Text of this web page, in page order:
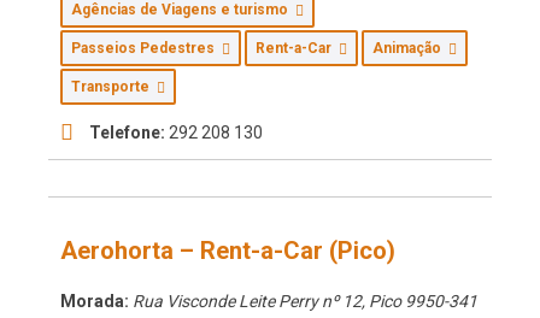
Agências de Viagens e turismo
Passeios Pedestres Rent-a-Car Animação
Transporte
Telefone: 292 208 130
Aerohorta – Rent-a-Car (Pico)
Morada: Rua Visconde Leite Perry nº 12, Pico 9950-341